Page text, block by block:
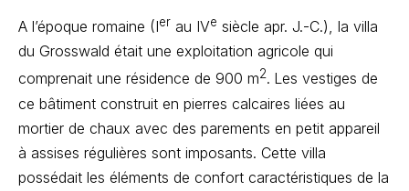
A l’époque romaine (Ier au IVe siècle apr. J.-C.), la villa
du Grosswald était une exploitation agricole qui
comprenait une résidence de 900 m2. Les vestiges de
ce bâtiment construit en pierres calcaires liées au
mortier de chaux avec des parements en petit appareil
à assises régulières sont imposants. Cette villa
possédait les éléments de confort caractéristiques de la